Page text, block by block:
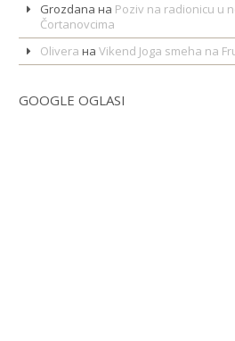
Grozdana на Poziv na radionicu u
Čortanovcima
Olivera наVikend Joga smeha na
GOOGLE OGLASI